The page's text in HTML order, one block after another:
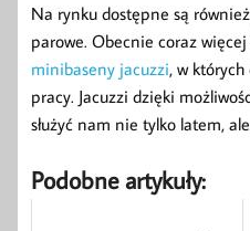
Na rynku dostępne są
parowe. Obecnie coraz
minibaseny jacuzzi, w
pracy. Jacuzzi dzięki
służyć nam nie tylko latem,
Podobne artykuły: